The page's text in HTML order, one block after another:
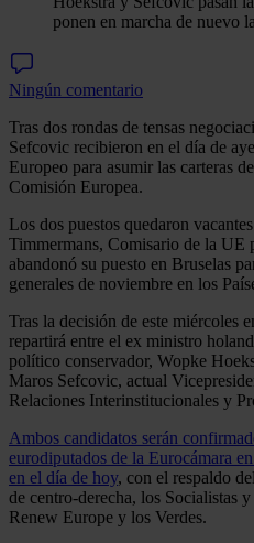
ponen en marcha de nuevo
Ningún comentario
Tras dos rondas de tensas
Sefcovic recibieron en el día de
Europeo para asumir las carteras
Comisión Europea.
Los dos puestos quedaron
Timmermans, Comisario de la UE
abandonó su puesto en Bruselas
generales de noviembre en los
Tras la decisión de este miércoles
repartirá entre el ex ministro
político conservador, Wopke
Maros Sefcovic, actual
Relaciones Interinstitucionales y
Ambos candidatos serán
eurodiputados de la Eurocámara
en el día de hoy, con el respaldo
de centro-derecha, los Socialistas
Renew Europe y los Verdes.